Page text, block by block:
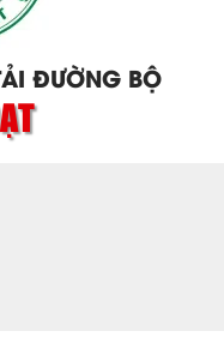
ĐƯỜNG BỘ